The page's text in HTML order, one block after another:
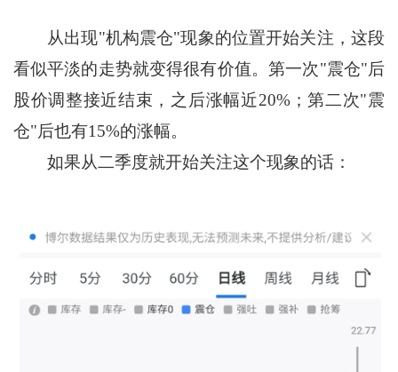
从出现"机构震仓"现象的位置开始关注，这段
看似平淡的走势就变得很有价值。第一次"震仓"后
股价调整接近结束，之后涨幅近20%；第二次"震
仓"后也有15%的涨幅。
如果从二季度就开始关注这个现象的话：